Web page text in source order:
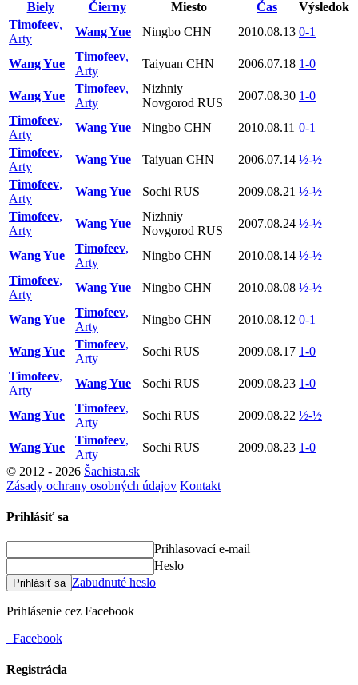
Biely
Čierny Miesto Čas
Výsledok
Timofeev,
Arty
Wang Yue Ningbo CHN 2010.08.13 0-1
Wang Yue
Timofeev,
Arty
Taiyuan CHN 2006.07.18 1-0
Wang Yue
Timofeev,
Arty
Nizhniy
Novgorod RUS
2007.08.30 1-0
Timofeev,
Arty
Wang Yue Ningbo CHN 2010.08.11 0-1
Timofeev,
Arty
Wang Yue Taiyuan CHN 2006.07.14 ½-½
Timofeev,
Arty
Wang Yue Sochi RUS 2009.08.21 ½-½
Timofeev,
Arty
Wang Yue
Nizhniy
Novgorod RUS
2007.08.24 ½-½
Wang Yue
Timofeev,
Arty
Ningbo CHN 2010.08.14 ½-½
Timofeev,
Arty
Wang Yue Ningbo CHN 2010.08.08 ½-½
Wang Yue
Timofeev,
Arty
Ningbo CHN 2010.08.12 0-1
Wang Yue
Timofeev,
Arty
Sochi RUS 2009.08.17 1-0
Timofeev,
Arty
Wang Yue Sochi RUS 2009.08.23 1-0
Wang Yue
Timofeev,
Arty
Sochi RUS 2009.08.22 ½-½
Wang Yue
Timofeev,
Arty
Sochi RUS 2009.08.23 1-0
© 2012 - 2026 Šachista.sk
Zásady ochrany osobných údajov Kontakt
Prihlásiť sa
Prihlasovací e-mail
Heslo
Prihlásiť sa Zabudnuté heslo
Prihlásenie cez Facebook
Facebook
Registrácia